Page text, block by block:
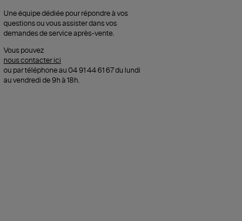
Une équipe dédiée pour répondre à vos
questions ou vous assister dans vos
demandes de service après-vente.
Vous pouvez
nous contacter ici
ou par téléphone au 04 91 44 61 67 du lundi
au vendredi de 9h à 18h.